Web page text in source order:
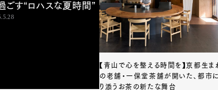
ごす“ロハスな夏時間”
【青山で心を整える時間を】京都生ま
の老舗・一保堂茶舗が開いた、都市
り添うお茶の新たな舞台